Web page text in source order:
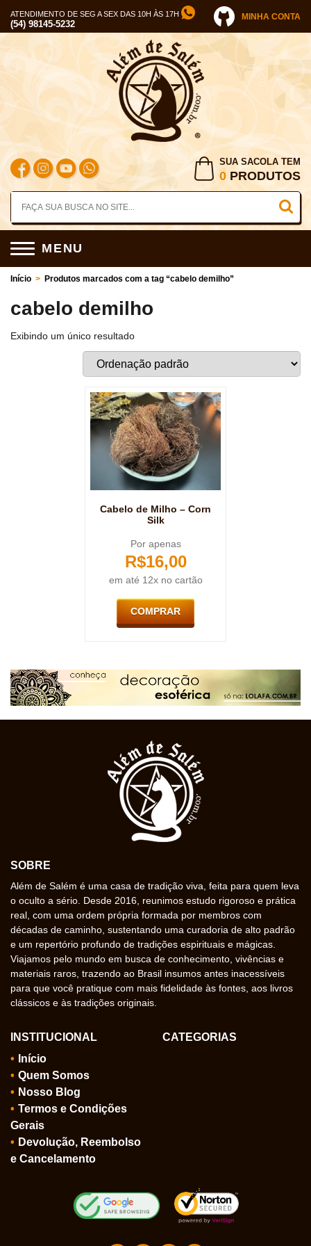
ATENDIMENTO DE SEG A SEX DAS 10H ÀS 17H
(54) 98145-5232
MINHA CONTA
SUA SACOLA TEM
0 PRODUTOS
MENU
Início > Produtos marcados com a tag “cabelo demilho”
cabelo demilho
Exibindo um único resultado
Cabelo de Milho – Corn
Silk
Por apenas
R$16,00
em até 12x no cartão
COMPRAR
SOBRE
Além de Salém é uma casa de tradição viva, feita para quem leva
o oculto a sério. Desde 2016, reunimos estudo rigoroso e prática
real, com uma ordem própria formada por membros com
décadas de caminho, sustentando uma curadoria de alto padrão
e um repertório profundo de tradições espirituais e mágicas.
Viajamos pelo mundo em busca de conhecimento, vivências e
materiais raros, trazendo ao Brasil insumos antes inacessíveis
para que você pratique com mais fidelidade às fontes, aos livros
clássicos e às tradições originais.
INSTITUCIONAL
Início
Quem Somos
Nosso Blog
Termos e Condições
Gerais
Devolução, Reembolso
e Cancelamento
CATEGORIAS